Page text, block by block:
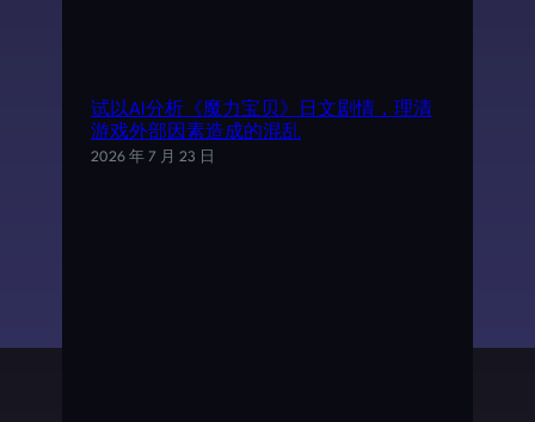
试以AI分析《魔力宝贝》日文剧情，理清
游戏外部因素造成的混乱
2026 年 7 月 23 日